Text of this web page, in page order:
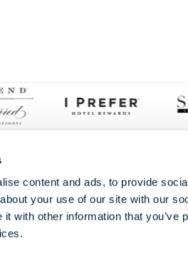
content and ads, to provide
your use of our site with our
with other information that you’ve